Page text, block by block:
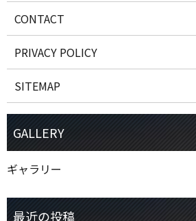
CONTACT
PRIVACY POLICY
SITEMAP
ギャラリー